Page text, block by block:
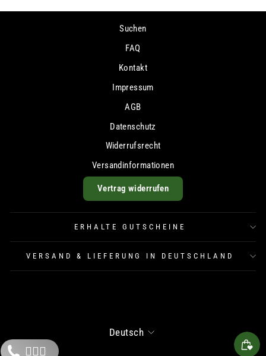
Suchen
FAQ
Kontakt
Impressum
AGB
Datenschutz
Widerrufsrecht
Versandinformationen
Vertrag widerrufen
ERHALTE GUTSCHEINE
VERSAND & LIEFERUNG IN DEUTSCHLAND
Sprache
Deutsch
🙋🏼‍♂️